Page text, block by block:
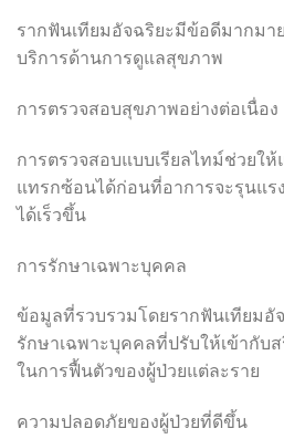
รากฟันเทียมอัจฉริยะมีข้อดีมากมา
บริการด้านการดูแลสุขภาพ
การตรวจสอบสุขภาพอย่างต่อเนื่อง
การตรวจสอบแบบเรียลไทม์ช่วยใ
แทรกซ้อนได้ก่อนที่อาการจะรุนแร
ได้เร็วขึ้น
การรักษาเฉพาะบุคคล
ข้อมูลที่รวบรวมโดยรากฟันเทียม
รักษาเฉพาะบุคคลที่ปรับให้เข้ากับ
ในการฟื้นตัวของผู้ป่วยแต่ละราย
ความปลอดภัยของผู้ป่วยที่ดีขึ้น